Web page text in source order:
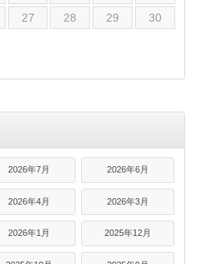
27 28 29
30
2026年7月 2026年6月
2026年4月 2026年3月
2026年1月 2025年12月